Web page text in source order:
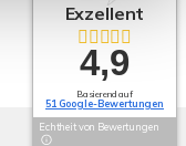
Exzellent
4,9
Basierend auf
51 Google-Bewertungen
Echtheit von Bewertungen